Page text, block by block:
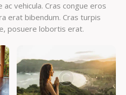
vehicula. Cras congue eros
erat bibendum. Cras turpis
posuere lobortis erat.